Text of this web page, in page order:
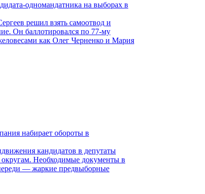
одномандатника на выборах в
решил взять самоотвод и
Он баллотировался по 77-му
как Олег Черненко и Мария
набирает обороты в
кандидатов в депутаты
Необходимые документы в
— жаркие предвыборные